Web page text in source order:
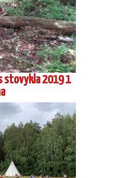
stovykla 2019 1